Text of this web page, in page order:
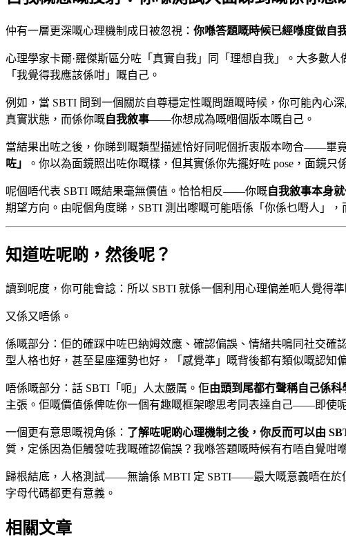
仲有一層更深嘅心理機制成日被忽視： 你喺答題嘅時候已經喺度做自
心理學家卡爾·羅傑斯區分咗「真實自我」同「理想自我」。大多數
「我覺得我應該係咁」嘅自己。
例如，當 SBTI 問到一個關於自尊穩定性嘅問題嘅時候，你可能內心
真實狀態，而係你嘅自我敘事——你想成為嘅嗰個版本嘅自己。
當結果出咗之後，你睇到嘅類型描述恰好同呢個折衷版本吻合——畢
咗」
。你以為面鏡照出咗你嘅樣，但其實係你先擺好咗 pose，面鏡只
呢個唔代表 SBTI 嘅結果毫無價值。恰恰相反——你嘅自我敘事本身
期望方向。由呢個角度睇，SBTI 測出嚟嘅可能唔係「你係乜嘢人」
知道咗呢啲，然後呢？
讀到呢度，你可能會諗：所以 SBTI 就係一個利用心理偏差呃人覺得準
又係又唔係。
係嘅部分：佢的確踩中咗巴納姆效應、確認偏誤、情緒共鳴同社交
型人格也好，甚至星座運勢也好，「感覺準」嘅背後都有類似嘅認知
唔係嘅部分：話 SBTI「呃」人太嚴厲。佢由頭到尾都冇聲稱自己係科
主張。佢嘅價值係俾咗你一個有趣嘅框架嚟思考同表達自己——即使
一個更有意思嘅視角係： 了解咗呢啲心理機制之後，你反而可以由
質，定係因為佢觸發咗我嘅確認偏誤？我喺答題嘅時候有冇唔自覺咁
歸根結底，人格測試——無論係 MBTI 定 SBTI——最大嘅意義唔在於
字母代碼都更有意義。
相關文章